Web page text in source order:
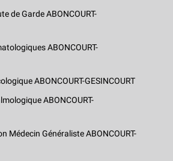
de Garde ABONCOURT-
ABONCOURT-
ABONCOURT-GESINCOURT
ABONCOURT-
Médecin Généraliste ABONCOURT-